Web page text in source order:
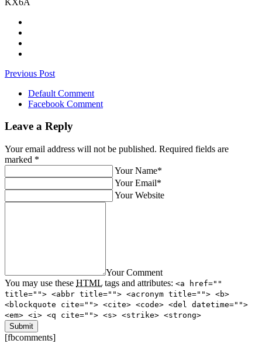
Previous Post
Default Comment
Facebook Comment
Leave a Reply
Your email address will not be published. Required fields are
marked *
Your Name*
Your Email*
Your Website
Your Comment
You may use these HTML tags and attributes: <a href=""
title=""> <abbr title=""> <acronym title=""> <b>
<blockquote cite=""> <cite> <code> <del datetime="">
<em> <i> <q cite=""> <s> <strike> <strong>
[fbcomments]